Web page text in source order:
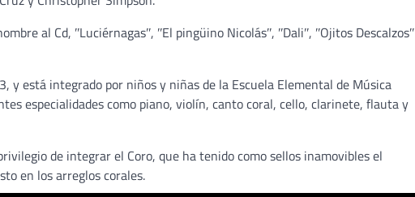
al Cd, ʺLuciérnagasʺ, ʺEl pingüino Nicolásʺ, ʺDaliʺ, ʺOjitos Descalzosʺ
y está integrado por niños y niñas de la Escuela Elemental de Música
especialidades como piano, violín, canto coral, cello, clarinete, flauta y
de integrar el Coro, que ha tenido como sellos inamovibles el
en los arreglos corales.